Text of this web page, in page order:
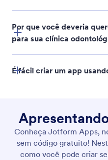
Por que você deveria
para sua clínica
É fácil criar um app
Conheça Jotform Apps,
sem código gratuito!
como você pode criar